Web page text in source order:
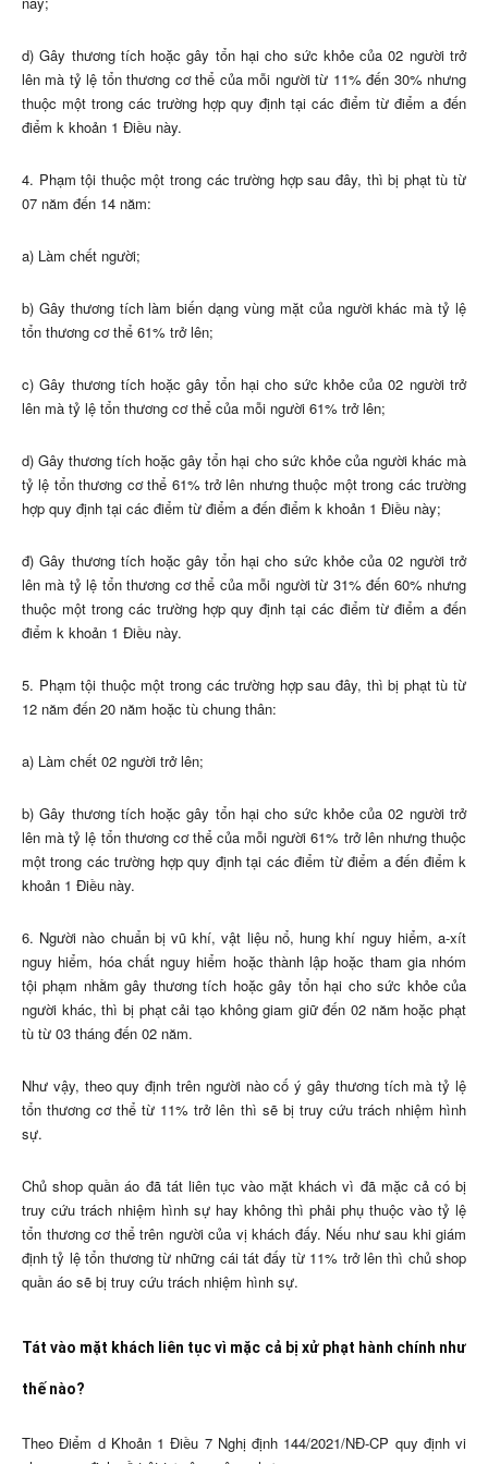
d) Gây thương tích hoặc gây tổn hại cho sức khỏe của 02 người trở
lên mà tỷ lệ tổn thương cơ thể của mỗi người từ 11% đến 30% nhưng
thuộc một trong các trường hợp quy định tại các điểm từ điểm a đến
điểm k khoản 1 Điều này.
4. Phạm tội thuộc một trong các trường hợp sau đây, thì bị phạt tù từ
07 năm đến 14 năm:
a) Làm chết người;
b) Gây thương tích làm biến dạng vùng mặt của người khác mà tỷ lệ
tổn thương cơ thể 61% trở lên;
c) Gây thương tích hoặc gây tổn hại cho sức khỏe của 02 người trở
lên mà tỷ lệ tổn thương cơ thể của mỗi người 61% trở lên;
d) Gây thương tích hoặc gây tổn hại cho sức khỏe của người khác mà
tỷ lệ tổn thương cơ thể 61% trở lên nhưng thuộc một trong các trường
hợp quy định tại các điểm từ điểm a đến điểm k khoản 1 Điều này;
đ) Gây thương tích hoặc gây tổn hại cho sức khỏe của 02 người trở
lên mà tỷ lệ tổn thương cơ thể của mỗi người từ 31% đến 60% nhưng
thuộc một trong các trường hợp quy định tại các điểm từ điểm a đến
điểm k khoản 1 Điều này.
5. Phạm tội thuộc một trong các trường hợp sau đây, thì bị phạt tù từ
12 năm đến 20 năm hoặc tù chung thân:
a) Làm chết 02 người trở lên;
b) Gây thương tích hoặc gây tổn hại cho sức khỏe của 02 người trở
lên mà tỷ lệ tổn thương cơ thể của mỗi người 61% trở lên nhưng thuộc
một trong các trường hợp quy định tại các điểm từ điểm a đến điểm k
khoản 1 Điều này.
6. Người nào chuẩn bị vũ khí, vật liệu nổ, hung khí nguy hiểm, a-xít
nguy hiểm, hóa chất nguy hiểm hoặc thành lập hoặc tham gia nhóm
tội phạm nhằm gây thương tích hoặc gây tổn hại cho sức khỏe của
người khác, thì bị phạt cải tạo không giam giữ đến 02 năm hoặc phạt
tù từ 03 tháng đến 02 năm.
Như vậy, theo quy định trên người nào cố ý gây thương tích mà tỷ lệ
tổn thương cơ thể từ 11% trở lên thì sẽ bị truy cứu trách nhiệm hình
sự.
Chủ shop quần áo đã tát liên tục vào mặt khách vì đã mặc cả có bị
truy cứu trách nhiệm hình sự hay không thì phải phụ thuộc vào tỷ lệ
tổn thương cơ thể trên người của vị khách đấy. Nếu như sau khi giám
định tỷ lệ tổn thương từ những cái tát đấy từ 11% trở lên thì chủ shop
quần áo sẽ bị truy cứu trách nhiệm hình sự.
Tát vào mặt khách liên tục vì mặc cả bị xử phạt hành chính như
thế nào?
Theo Điểm d Khoản 1 Điều 7 Nghị định 144/2021/NĐ-CP quy định vi